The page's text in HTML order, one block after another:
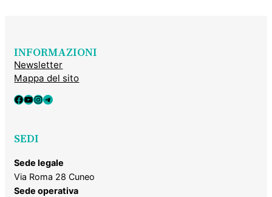
INFORMAZIONI
Newsletter
Mappa del sito
Facebook YouTube InstagramTelegram
SEDI
Sede legale
Via Roma 28 Cuneo
Sede operativa